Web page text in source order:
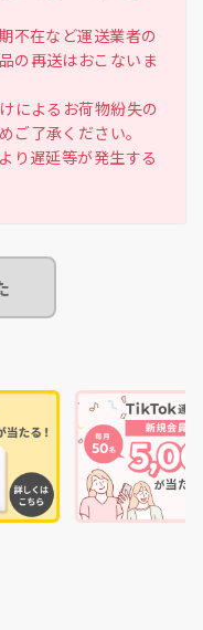
不在など運送業者の
の再送はおこないま
によるお荷物紛失の
ご了承ください。
り遅延等が発生する